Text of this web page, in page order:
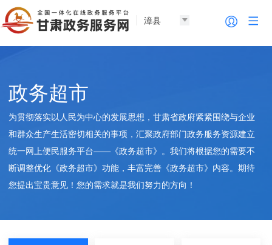
漳县
政务超市
为贯彻落实以人民为中心的发展思想，甘肃省政府紧紧围绕与企业
和群众生产生活密切相关的事项，汇聚政府部门政务服务资源建立
统一网上便民服务平台——《政务超市》。我们将根据您的需要不
断调整优化《政务超市》功能，丰富完善《政务超市》内容。期待
您提出宝贵意见！您的需求就是我们努力的方向！